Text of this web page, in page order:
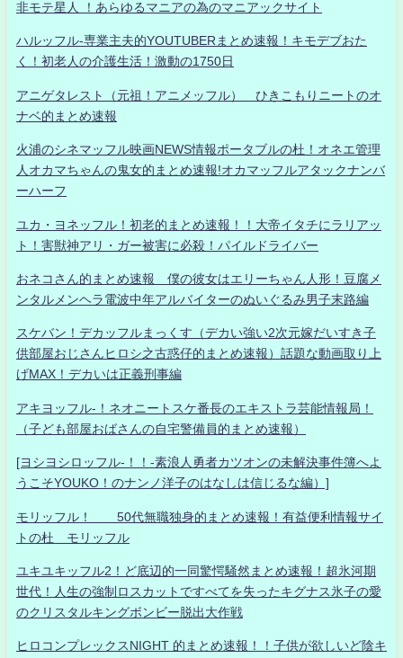
非モテ星人 ！あらゆるマニアの為のマニアックサイト
ハルッフル-専業主夫的YOUTUBERまとめ速報！キモデブおた
く！初老人の介護生活！激動の1750日
アニゲタレスト（元祖！アニメッフル） ひきこもりニートのオ
ナベ的まとめ速報
火浦のシネマッフル映画NEWS情報ポータブルの杜！オネエ管理
人オカマちゃんの鬼女的まとめ速報!オカマッフルアタックナンバ
ーハーフ
ユカ・ヨネッフル！初老的まとめ速報！！大帝イタチにラリアッ
ト！害獣神アリ・ガー被害に必殺！パイルドライバー
おネコさん的まとめ速報 僕の彼女はエリーちゃん人形！豆腐メ
ンタルメンヘラ電波中年アルバイターのぬいぐるみ男子末路編
スケバン！デカッフルまっくす（デカい強い2次元嫁だいすき子
供部屋おじさんヒロシ之古惑仔的まとめ速報）話題な動画取り上
げMAX！デカいは正義刑事編
アキヨッフル-！ネオニートスケ番長のエキストラ芸能情報局！
（子ども部屋おばさんの自宅警備員的まとめ速報）
[ヨシヨシロッフル-！！-素浪人勇者カツオンの未解決事件簿へよ
うこそYOUKO！のナンノ洋子のはなしは信じるな編）]
モリッフル！ 50代無職独身的まとめ速報！有益便利情報サイ
トの杜 モリッフル
ユキユキッフル2！ど底辺的一同驚愕騒然まとめ速報！超氷河期
世代！人生の強制ロスカットですべてを失ったキグナス氷子の愛
のクリスタルキングボンビー脱出大作戦
ヒロコンプレックスNIGHT 的まとめ速報！！子供が欲しいど陰キ